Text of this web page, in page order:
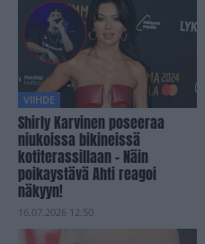
VIIHDE
Shirly Karvinen poseeraa
niukoissa bikineissä
kotiterassillaan – Näin
poikaystävä Ahti reagoi
näkyyn!
16.07.2026 12.50